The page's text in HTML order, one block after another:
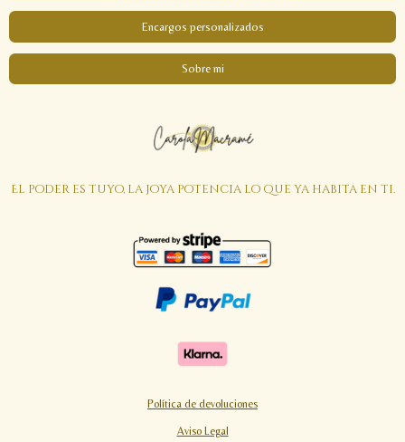
Encargos personalizados
Sobre mi
El poder es tuyo, la joya potencia lo que ya habita en ti.
Política de devoluciones
Aviso Legal